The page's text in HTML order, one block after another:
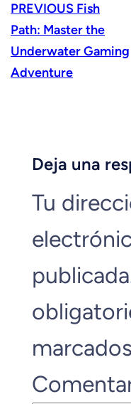
PREVIOUS Fish
Path: Master the
Underwater Gaming
Adventure
Deja una
Tu